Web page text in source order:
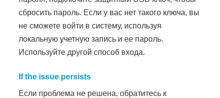
сбросить пароль. Если у вас нет такого ключа, вы
не сможете войти в систему, используя
локальную учетную запись и ее пароль.
Используйте другой способ входа.
If the issue persists
Если проблема не решена, обратитесь к